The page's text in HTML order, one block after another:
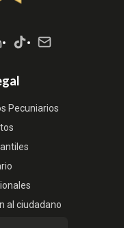
Pecuniarios
al ciudadano